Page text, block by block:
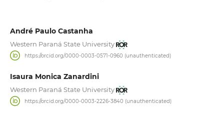
André Paulo Castanha
Western Paraná State University
https://orcid.org/0000-0003-0571-0960 (unauthenticated)
Isaura Monica Zanardini
Western Paraná State University
https://orcid.org/0000-0003-2226-3840 (unauthenticated)